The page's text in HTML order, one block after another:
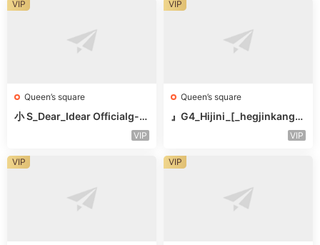
Queen’s square
小 S_Dear_Idear Officialg-3
VIP
VIP
Queen’s square
』G4_Hijini_[_hegjinkang-
VIP
VIP
VIP VIP